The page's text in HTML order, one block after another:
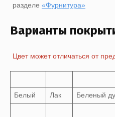
разделе «Фурнитура»
Варианты
Цвет может отличаться от
Белый Лак Беленый